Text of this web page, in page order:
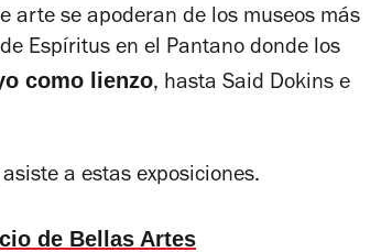
arte se apoderan de los museos más
Espíritus en el Pantano donde los
como lienzo, hasta Said Dokins e
asiste a estas exposiciones.
de Bellas Artes